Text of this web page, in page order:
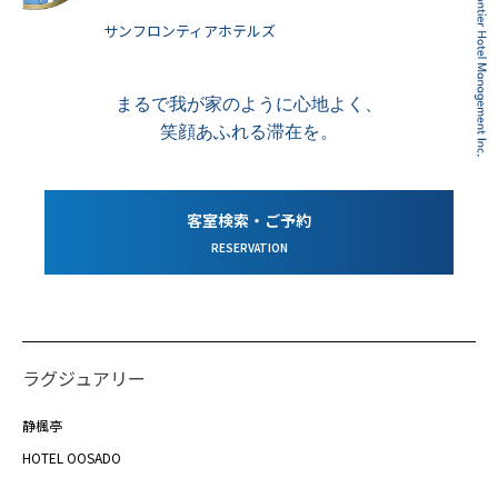
サンフロンティアホテルズ
まるで我が家のように心地よく、
笑顔あふれる滞在を。
客室検索・ご予約
RESERVATION
ラグジュアリー
静楓亭
HOTEL OOSADO